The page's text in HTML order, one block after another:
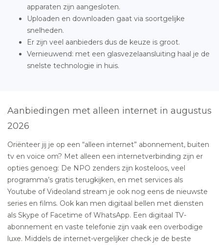
apparaten zijn aangesloten.
Uploaden en downloaden gaat via soortgelijke
snelheden.
Er zijn veel aanbieders dus de keuze is groot.
Vernieuwend: met een glasvezelaansluiting haal je de
snelste technologie in huis.
Aanbiedingen met alleen internet in augustus
2026
Oriënteer jij je op een “alleen internet” abonnement, buiten
tv en voice om? Met alleen een internetverbinding zijn er
opties genoeg: De NPO zenders zijn kosteloos, veel
programma’s gratis terugkijken, en met services als
Youtube of Videoland stream je ook nog eens de nieuwste
series en films. Ook kan men digitaal bellen met diensten
als Skype of Facetime of WhatsApp. Een digitaal TV-
abonnement en vaste telefonie zijn vaak een overbodige
luxe. Middels de internet-vergelijker check je de beste